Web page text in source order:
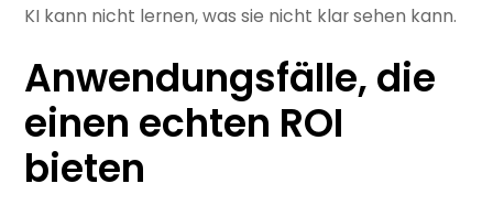
KI kann nicht lernen, was sie nicht klar sehen kann.
Anwendungsfälle, die
einen echten ROI
bieten